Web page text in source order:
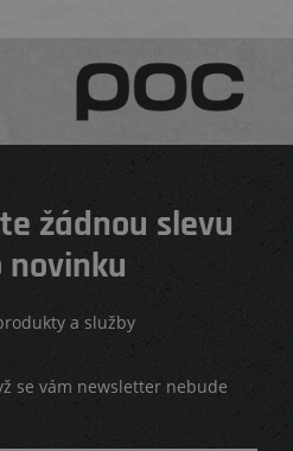
žádnou slevu
novinku
a služby
se vám newsletter nebude